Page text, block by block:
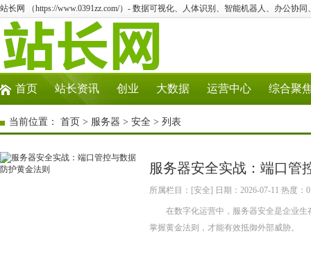
站长网 （https://www.0391zz.com/）- 数据可视化、人体识别、智能机器人、办公协
首页 站长资讯 创业 大数据 运营中心 综合聚
当前位置： 首页 > 服务器 > 安全 > 列表
服务器安全实战：端口管
所属栏目：[安全] 日期：2026-07-11 热度：0
在数字化运营中，服务器安全是企业生
掌握黄金法则，才能有效抵御外部威胁。